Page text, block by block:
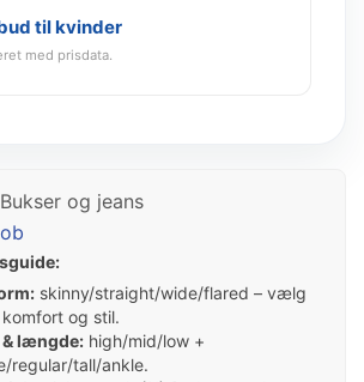
til kvinder
med prisdata.
og jeans
skinny/straight/wide/flared – vælg
og stil.
& længde: high/mid/low +
regular/tall/ankle.